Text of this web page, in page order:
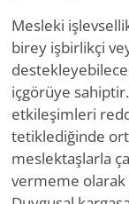
Mesleki
birey işbirlikçi
içgörüye
etkileşimleri
tetiklediğinde
meslektaşlarla
vermeme olarak